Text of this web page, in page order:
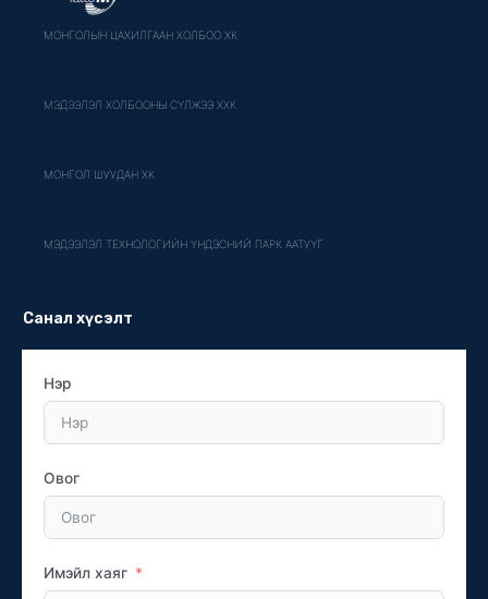
МОНГОЛЫН ЦАХИЛГААН ХОЛБОО ХК
МЭДЭЭЛЭЛ ХОЛБООНЫ СҮЛЖЭЭ ХХК
МОНГОЛ ШУУДАН ХК
МЭДЭЭЛЭЛ ТЕХНОЛОГИЙН ҮНДЭСНИЙ ПАРК ААТУҮГ
Санал хүсэлт
Нэр
Овог
Имэйл хаяг